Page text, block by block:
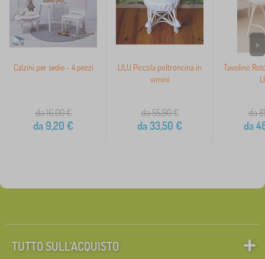
Calzini per sedie - 4 pezzi
da 16,00€
da9,20 €
LILU Piccola poltroncina in
vimini
da 55,90€
da33,50 €
Tavolino
da
da
>
TUTTO SULL’ACQUISTO